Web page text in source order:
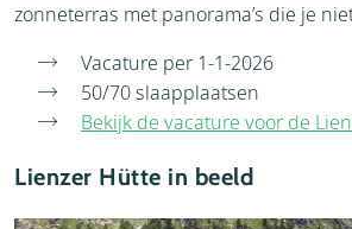
zonneterras met panorama’s die je
Vacature per 1-1-2026
50/70 slaapplaatsen
Bekijk de vacature voor de
Lienzer Hütte in beeld